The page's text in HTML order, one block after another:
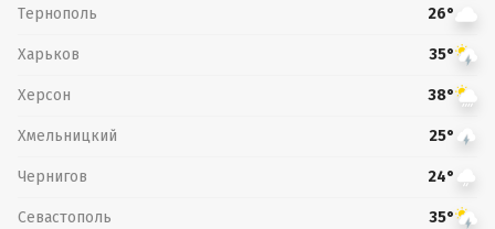
Тернополь 26°
Харьков 35°
Херсон 38°
Хмельницкий 25°
Чернигов 24°
Севастополь 35°